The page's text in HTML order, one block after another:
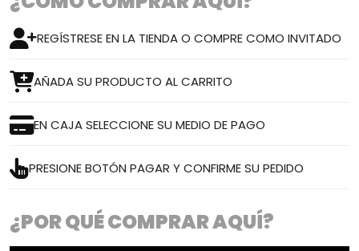
REGÍSTRESE EN LA TIENDA O COMPRE COMO INVITADO
AÑADA SU PRODUCTO AL CARRITO
EN CAJA SELECCIONE SU MEDIO DE PAGO
PRESIONE BOTÓN PAGAR Y CONFIRME SU PEDIDO
¿POR QUÉ COMPRAR AQUÍ?